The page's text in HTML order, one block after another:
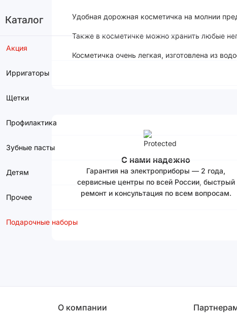
Каталог
Акция
Ирригаторы
Щетки
Профилактика
Зубные пасты
Детям
Прочее
Подарочные наборы
Удобная дорожная косметичка на молнии
Также в косметичке можно хранить любые
Косметичка очень легкая, изготовлена из
С нами надежно
Гарантия на электроприборы — 2 года,
сервисные центры по всей России, быстрый
ремонт и консультация по всем вопросам.
О компании